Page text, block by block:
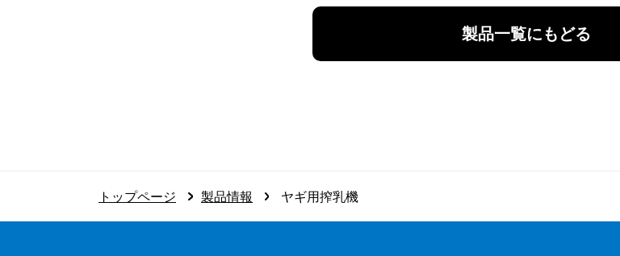
製品一覧にもどる
トップページ 製品情報 ヤギ用搾乳機